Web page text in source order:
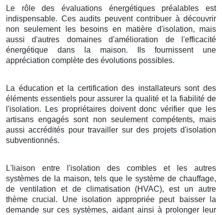
Le rôle des évaluations énergétiques préalables est
indispensable. Ces audits peuvent contribuer à découvrir
non seulement les besoins en matière d'isolation, mais
aussi d'autres domaines d'amélioration de l'efficacité
énergétique dans la maison. Ils fournissent une
appréciation complète des évolutions possibles.
La éducation et la certification des installateurs sont des
éléments essentiels pour assurer la qualité et la fiabilité de
l'isolation. Les propriétaires doivent donc vérifier que les
artisans engagés sont non seulement compétents, mais
aussi accrédités pour travailler sur des projets d'isolation
subventionnés.
L'liaison entre l'isolation des combles et les autres
systèmes de la maison, tels que le système de chauffage,
de ventilation et de climatisation (HVAC), est un autre
thème crucial. Une isolation appropriée peut baisser la
demande sur ces systèmes, aidant ainsi à prolonger leur